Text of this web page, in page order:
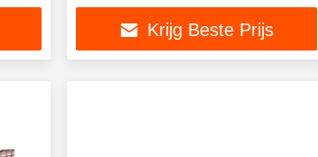
Krijg Beste Prijs